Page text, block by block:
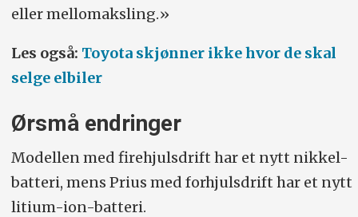
eller mellomaksling.»
Les også: Toyota skjønner ikke hvor de skal
selge elbiler
Ørsmå endringer
Modellen med firehjulsdrift har et nytt nikkel-
batteri, mens Prius med forhjulsdrift har et nytt
litium-ion-batteri.